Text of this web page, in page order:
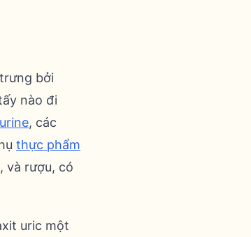
bởi
nào đi
, các
thực phẩm
và rượu, có
uric một